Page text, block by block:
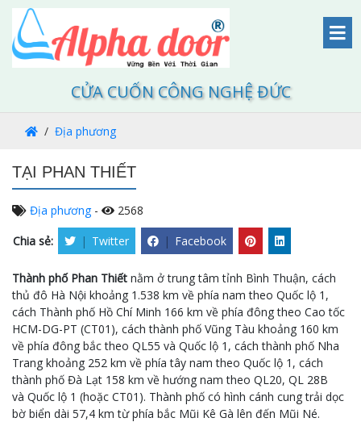
CỬA CUỐN CÔNG NGHỆ ĐỨC
Địa phương
TẠI PHAN THIẾT
Địa phương -
2568
Chia sẻ:
| Twitter | Facebook
Thành phố Phan Thiết nằm ở trung tâm tỉnh Bình Thuận, cách
thủ đô Hà Nội khoảng 1.538 km về phía nam theo Quốc lộ 1,
cách Thành phố Hồ Chí Minh 166 km về phía đông theo Cao tốc
HCM-DG-PT (CT01), cách thành phố Vũng Tàu khoảng 160 km
về phía đông bắc theo QL55 và Quốc lộ 1, cách thành phố Nha
Trang khoảng 252 km về phía tây nam theo Quốc lộ 1, cách
thành phố Đà Lạt 158 km về hướng nam theo QL20, QL 28B
và Quốc lộ 1 (hoặc CT01). Thành phố có hình cánh cung trải dọc
bờ biển dài 57,4 km từ phía bắc Mũi Kê Gà lên đến Mũi Né.